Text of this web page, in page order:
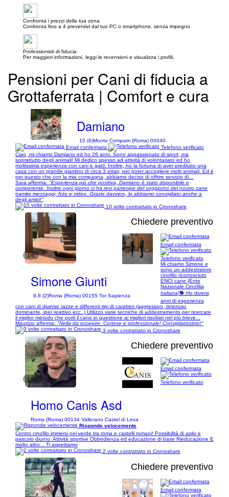
Confronta i prezzi della tua zona
Confronta fino a 4 preventivi dal tuo PC o smartphone, senza impegno.
Professionisti di fiducia
Per maggiori informazioni, leggi le recensioni e visualizza i profili.
Pensioni per Cani di fiducia a
Grottaferrata | Comfort e cura
Damiano
10 (6)Monte Compatri (Roma) 00040
Email confermata
Telefono verificato
Ciao, mi chiamo Damiano ed ho 26 anni. Sono appassionato di sport, ma
soprattutto degli animali! Mi dedico spesso ad attività di volontariato ed ho
moltissima esperienza con cani e gatti. Inoltre, ho la fortuna di aver ereditato una
casa con un grande giardino di circa 3 ettari, per poter accogliere molti animali. Ed è
per questo che con la mia compagna, abbiamo deciso di offrire servizio di...
Sara afferma: "Esperienza più che positiva, Damiano è stato disponibile e
competente. Inoltre ogni giorno ci ha resi partecipe del soggiorno del nostro cane
tramite messaggi, foto e video. Grazie davvero, lo abbiamo consigliato anche a
degli amici!"
10 volte contrattato in Cronoshare
1/6
Chiedere preventivo
Simone Giunti
9,8 (2)Roma (Roma) 00155 Tor Sapienza
Email confermata
Telefono verificato
Mi chiamo Simone e
sono un addestratore
cinofilo riconosciuto
ENCI cane (Ente
Nazionale Cinofilia
Italiana)🐕 Ho diversi
anni di esperienza
con cani di diverse razze e differenti tipi di caratteri (aggressivo, timoroso,
dominante, iper reattivo ecc..) Utilizzo varie tecniche di addestramento per ricercare
il miglior metodo che porti il cane in questione ai migliori risultati nel più breve...
Maurizio afferma: "Nella da eccepire. Cortese e professionale! Consigliatissimo!"
3 volte contrattato in Cronoshare
1/12
Chiedere preventivo
Homo Canis Asd
Roma (Roma) 00134 Vallerano Castel di Leva
Email confermata
Telefono verificato
Risponde velocemente
Centro cinofilo immersi nel verde tra roma e castelli romani! Possibilità di asilo e
pascolo diurno. Attività sportive Obbedienza ed educazione di base Rieducazione E
molto altro... Ti aspettiamo
2 volte contrattato in Cronoshare
Chiedere preventivo
Email confermata